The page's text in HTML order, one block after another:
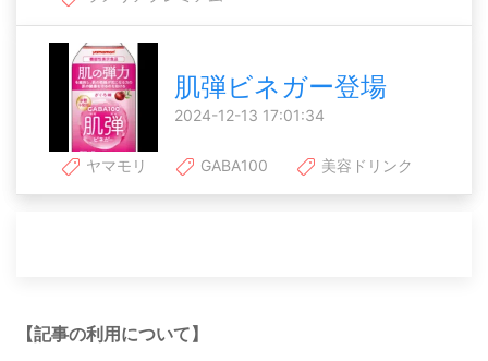
肌弾ビネガー登場
2024-12-13 17:01:34
ヤマモリ GABA100 美容ドリンク
【記事の利用について】